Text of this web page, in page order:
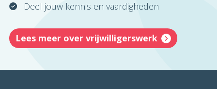
Deel jouw kennis en vaardigheden
Lees meer over vrijwilligerswerk